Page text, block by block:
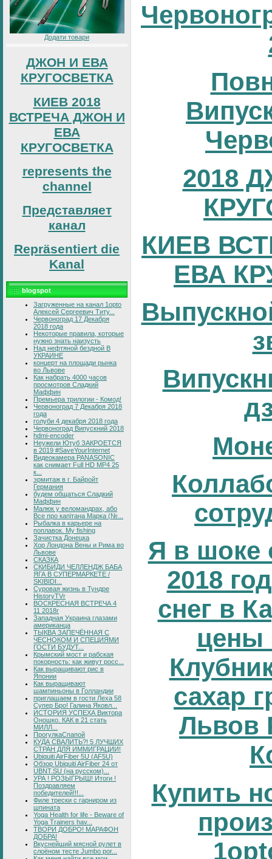
Додати товари
ДЖОН И ЕВА
КРУГОСВЕТКА
КИЕВ 2018
ВСТРЕЧА ДЖОН И
ЕВА
КРУГОСВЕТКА
represents the
channel
Представляет
канал
Repräsentiert die
Kanal
blogspot
Загруженные на канал 1opto
Алексей Сергеевич Титу...
Червоноград 17 Декабря
2018 года
Некоторые правила, которые
нужно знать наизусть
Над нефтяной бездной В
УКРАИНЕ
концерт на площади рынка
во Львове
Как набрать 4000 часов
просмотров Сладкий
Маффин
Премьера трилогии - Комод!
Червоноград 7 Декабря 2018
года
голуби 4 декабря 2018 года
Червоноград Випускний 2018
hdmi-encoder
Неужели Ютуб ЗАКРОЕТСЯ
в 2019 #SaveYourInternet
Видеокамера PANASONIC
как снимает Full HD MP4 25
к...
эрмитаж в г. Байройт
Германия
будем общаться Сладкий
Маффин
Малюк у веломандрах, або
Все про капітана Марка (№...
Рыбалка в карьере на
поплавок. My fishing
Зачистка Донецка
Хор Лондона Вены и Рима во
Львове
СКАЗКА
СКИБИДИ ЧЕЛЛЕНДЖ БАБА
ЯГА В СУПЕРМАРКЕТЕ /
SKIBIDI...
Суровая жизнь в Тундре
HistoryTVr
ВОСКРЕСНАЯ ВСТРЕЧА 4
11 2018г
Западная Украина глазами
американца
ТЫКВА ЗАПЕЧЁННАЯ С
ЧЕСНОКОМ И СПЕЦИЯМИ
ГОСТИ БУДУТ...
Крымский мост и рабская
покорность: как живут росс...
Как выращивают рис в
Японии
Как выращивают
шампиньоны в Голландии
приглашаем в гости Леха 58
Супер Бро! Галина Яковл...
ИСТОРИЯ УСПЕХА Виктора
Оношко. КАК в 21 стать
МИЛЛ...
ПрогулкаСпапой
КУДА СВАЛИТЬ?! 5 ЛУЧШИХ
СТРАН ДЛЯ ИММИГРАЦИИ!
Ubiquiti AirFiber 5U (AF5U)
Обзор Ubiquiti AirFiber 24 от
UBNT.SU (на русском)...
УРА ! РОЗЫГРЫШ! Итоги !
Поздравляем
победителей!!!...
Филе трески с гарниром из
шпината
Yoga Health for life - Beware of
Yoga Trainers hav...
ТВОРИ ДОБРО! МАРАФОН
ДОБРА!
Вкуснейший мясной рулет в
слоёном тесте Jumbo por...
2018
КИЕВ
ЕВА
Я в шоке
2018
снег в
цены
сахар
Львов
Купить